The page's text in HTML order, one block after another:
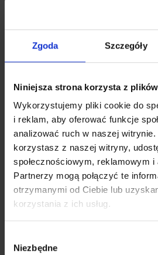
Zgoda Szczegóły
Niniejsza strona korzysta z
Wykorzystujemy pliki cookie do
i reklam, aby oferować funkcje
analizować ruch w naszej
korzystasz z naszej witryny,
społecznościowym, reklamowym i
Partnerzy mogą połączyć te
otrzymanymi od Ciebie lub
korzystania z ich usług.
zgody
Niezbędne
c) marketingu bezpośredniego,
wyświetlaniu
(więcej na ten temat w części
Użytkownik/Klient wejdzie na
https://zina.pl,, z ustawieniami
zezwalającymi na prowadzenie
marketingowych.
d) analizy sposobu korzystania i
Użytkownika/Klienta po stronie
Sklepie internetowym, celem
w tym Sklepu internetowego
zachowania Użytkowników/
temat w części „Pliki cookies”) -
Użytkownik/Klient wejdzie na
zezwalającymi na prowadzenie